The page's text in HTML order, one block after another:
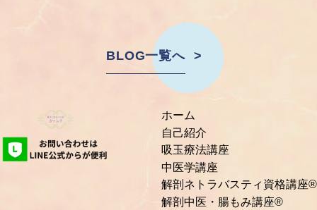
BLOG一覧へ
ホーム
自己紹介
吸玉療法講座
中医学講座
解剖ネトラバスティ資格講座®
解剖中医・腸もみ講座®